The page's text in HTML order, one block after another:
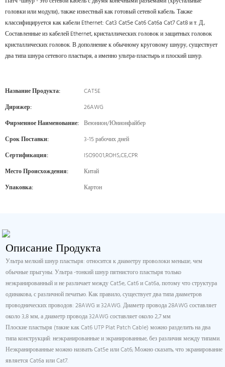
головки или модули), также известный как готовый сетевой кабель. Также
классифицируется как кабели Ethernet: Cat3 Cat5e Cat6 Cat6a Cat7 Cat8 и т. Д.,
Составленные из кабелей Ethernet, кристаллических головок и защитных головок
кристаллических головок. В дополнение к обычному круговому шнуру, существует
два типа шнура сетевого пластыря, а именно ультра-пластырь и плоский шнур.
Название Продукта:
CAT5E
Дирижер:
26AWG
Фирменное Наименование: Веюнион/Юнионфайбер
Срок Поставки:
3-15 рабочих дней
Сертификация:
ISO9001,ROHS,CE,CPR
Место Происхождения:
Китай
Упаковка:
Картон
Описание Продукта
Ультра мелкий шнур пластыря: относится к диаметру проволоки меньше, чем
обычные прыгуны. Ультра -тонкий шнур пятнистого пластыря только
неэкранированный и не различает между Cat5e, Cat6 и Cat6a, потому что структура
одинакова, с различной печатью. Как правило, существует два типа диаметров
проводнических проводов: 28AWG и 32AWG. Диаметр провода 28AWG составляет
около 3,8 мм, а диаметр провода 32AWG составляет около 2,7 мм
Плоские пластыря (такие как Cat6 UTP Plat Patch Cable) можно разделить на два
типа конструкций: неэкранированные и экранированные, без различия между типами.
Неэкранированные можно назвать Cat5e или Cat6; Можно сказать, что экранирование
является Cat6a или Cat7.